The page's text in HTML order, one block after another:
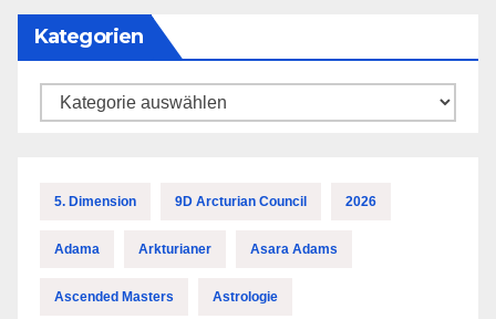
Kategorien
Kategorien
5. Dimension 9D Arcturian Council 2026
Adama Arkturianer Asara Adams
Ascended Masters Astrologie